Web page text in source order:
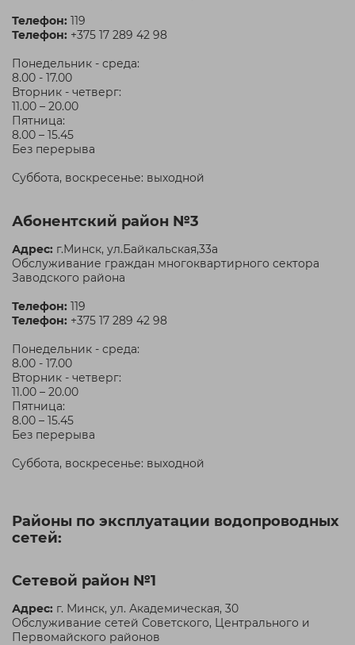
Телефон: 119
Телефон: +375 17 289 42 98
Понедельник - среда:
8.00 - 17.00
Вторник - четверг:
11.00 – 20.00
Пятница:
8.00 – 15.45
Без перерыва
Суббота, воскресенье: выходной
Абонентский район №3
Адрес: г.Минск, ул.Байкальская,33а
Обслуживание граждан многоквартирного сектора
Заводского района
Телефон: 119
Телефон: +375 17 289 42 98
Понедельник - среда:
8.00 - 17.00
Вторник - четверг:
11.00 – 20.00
Пятница:
8.00 – 15.45
Без перерыва
Суббота, воскресенье: выходной
Районы по эксплуатации водопроводных
сетей:
Сетевой район №1
Адрес: г. Минск, ул. Академическая, 30
Обслуживание сетей Советского, Центрального и
Первомайского районов